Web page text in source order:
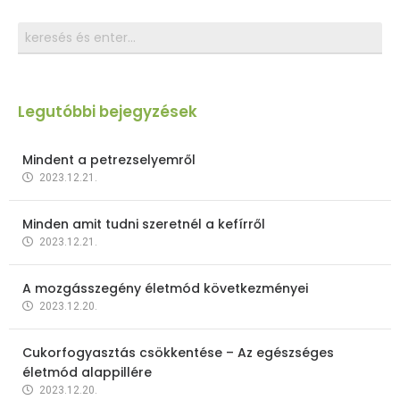
Legutóbbi bejegyzések
Mindent a petrezselyemről
2023.12.21.
Minden amit tudni szeretnél a kefírről
2023.12.21.
A mozgásszegény életmód következményei
2023.12.20.
Cukorfogyasztás csökkentése – Az egészséges
életmód alappillére
2023.12.20.